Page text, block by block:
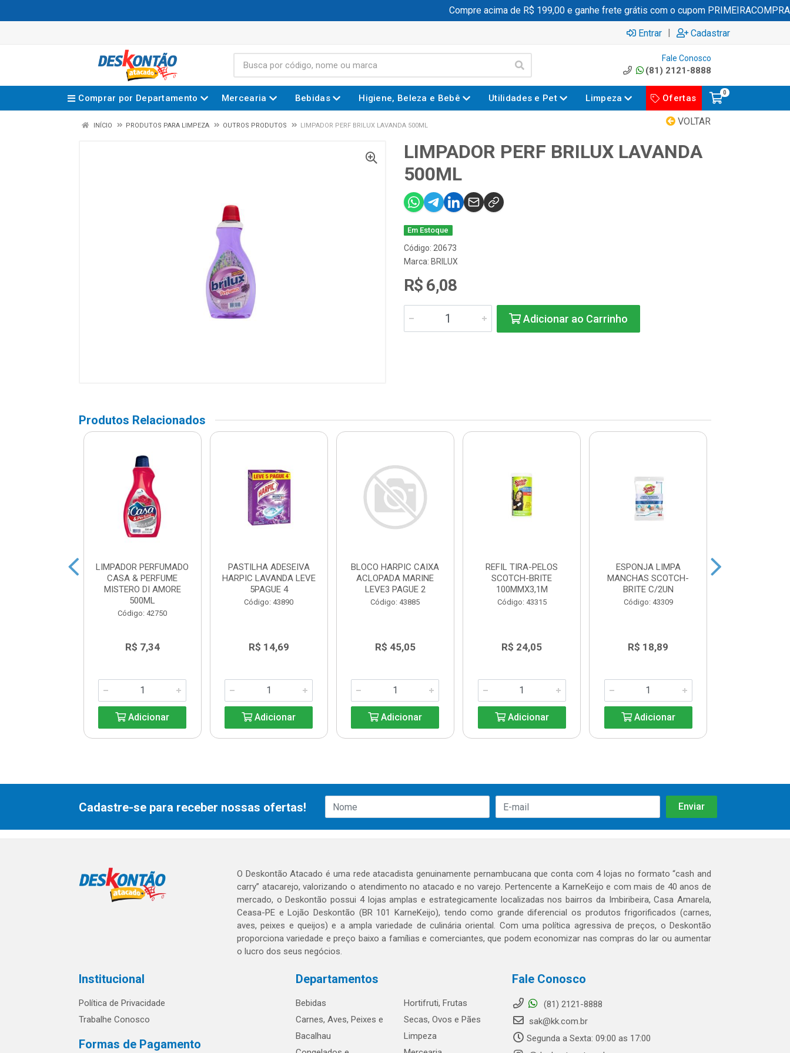
Compre acima de R$ 199,00 e ganhe frete grátis com o cupom PRIMEIRACOMPRA
Entrar | Cadastrar
Fale Conosco
(81) 2121-8888
Comprar por Departamento Mercearia Bebidas Higiene, Beleza e Bebê Utilidades e Pet Limpeza Ofertas
0
VOLTAR
INÍCIO PRODUTOS PARA LIMPEZA OUTROS PRODUTOS LIMPADOR PERF BRILUX LAVANDA 500ML
LIMPADOR PERF BRILUX LAVANDA
500ML
Em Estoque
Código: 20673
Marca: BRILUX
R$ 6,08
Adicionar ao Carrinho
Produtos Relacionados
LIMPADOR PERFUMADO
CASA & PERFUME
MISTERO DI AMORE
500ML
Código: 42750
R$ 7,34
Adicionar
PASTILHA ADESEIVA
HARPIC LAVANDA LEVE
5PAGUE 4
Código: 43890
R$ 14,69
Adicionar
BLOCO HARPIC CAIXA
ACLOPADA MARINE
LEVE3 PAGUE 2
Código: 43885
R$ 45,05
Adicionar
REFIL TIRA-PELOS
SCOTCH-BRITE
100MMX3,1M
Código: 43315
R$ 24,05
Adicionar
ESPONJA LIMPA
MANCHAS SCOTCH-
BRITE C/2UN
Código: 43309
R$ 18,89
Adicionar
Cadastre-se para receber nossas ofertas!
O Deskontão Atacado é uma rede atacadista genuinamente pernambucana que conta com 4 lojas no formato “cash and
carry” atacarejo, valorizando o atendimento no atacado e no varejo. Pertencente a KarneKeijo e com mais de 40 anos de
mercado, o Deskontão possui 4 lojas amplas e estrategicamente localizadas nos bairros da Imbiribeira, Casa Amarela,
Ceasa-PE e Lojão Deskontão (BR 101 KarneKeijo), tendo como grande diferencial os produtos frigorificados (carnes,
aves, peixes e queijos) e a ampla variedade de culinária oriental. Com uma política agressiva de preços, o Deskontão
proporciona variedade e preço baixo a famílias e comerciantes, que podem economizar nas compras do lar ou aumentar
o lucro dos seus negócios.
Institucional
Política de Privacidade
Trabalhe Conosco
Formas de Pagamento
Departamentos
Bebidas
Carnes, Aves, Peixes e
Bacalhau
Hortifruti, Frutas
Secas, Ovos e Pães
Limpeza
Fale Conosco
(81) 2121-8888
sak@kk.com.br
Segunda a Sexta: 09:00 as 17:00